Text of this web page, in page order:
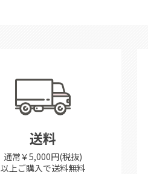
送料
通常￥5,000円(税抜)
以上ご購入で送料無料